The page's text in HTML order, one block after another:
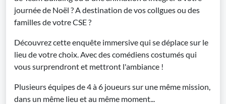
journée de Noël ? A destination de vos collgues ou des
familles de votre CSE ?
Découvrez cette enquête immersive qui se déplace sur le
lieu de votre choix. Avec des comédiens costumés qui
vous surprendront et mettront l'ambiance !
Plusieurs équipes de 4 à 6 joueurs sur une même mission,
dans un même lieu et au même moment...